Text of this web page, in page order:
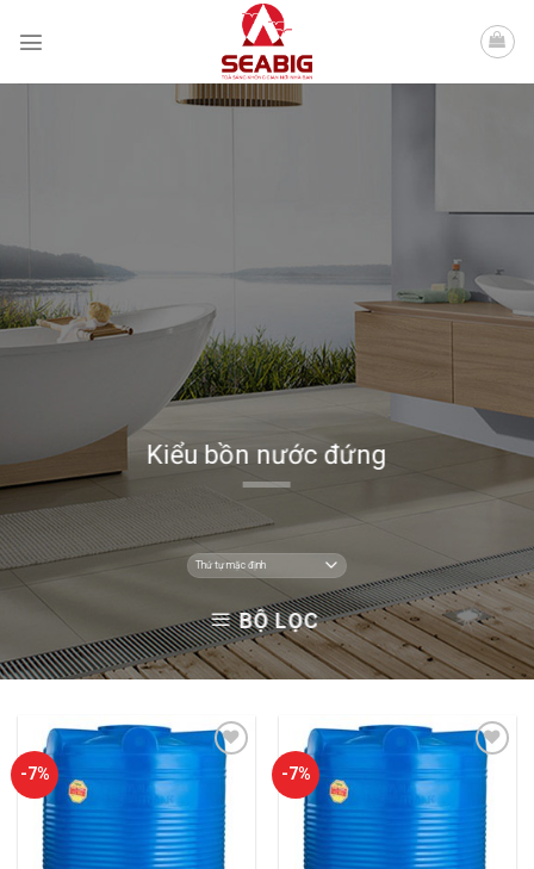
Kiểu bồn nước đứng
BỘ LỌC
-7%
Add to
-7%
Add to